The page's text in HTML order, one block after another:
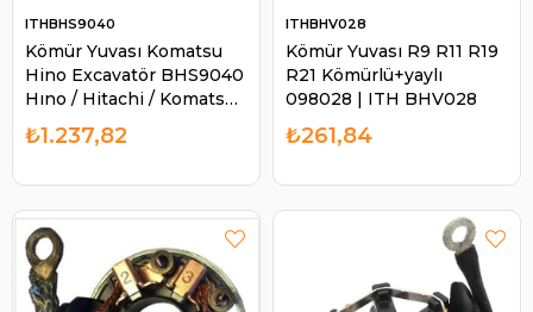
Kömür Yuvası Komatsu
Hino Excavatör BHS9040
Hıno / Hitachi / Komatsu /
Nıssan (10x28x21) | ITH
BHS9040
ITHBHS9040
₺1.237,82
Kömür Yuvası R9 R11 R19
R21 Kömürlü+yaylı
098028 | ITH BHV028
ITHBHV028
₺261,84